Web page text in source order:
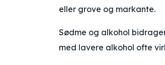
eller grove og markante.
Sødme og alkohol
med lavere alkohol ofte